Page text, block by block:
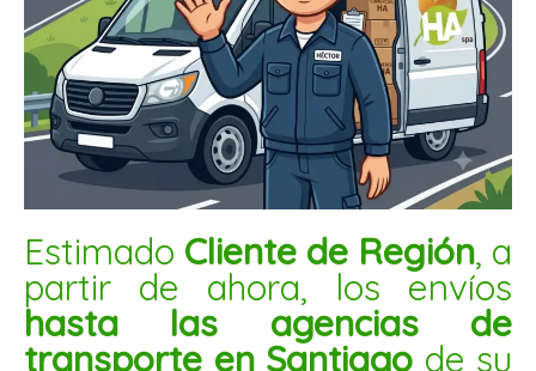
MANI CONFITADO FRUTILLA 1KG
$4.000
AÑADIR AL CARRITO
Almendra
con
chocolate
5kg
cantidad
Estimado Cliente de Región, a
partir de ahora, los envíos
hasta las agencias de
transporte en Santiago de su